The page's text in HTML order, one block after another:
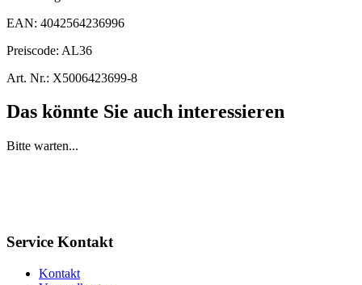
EAN: 4042564236996
Preiscode: AL36
Art. Nr.: X5006423699-8
Das könnte Sie auch interessieren
Bitte warten...
Service Kontakt
Kontakt